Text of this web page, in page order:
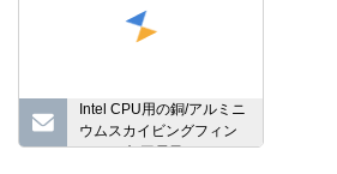
Intel CPU用の銅/アルミニ
ウムスカイビングフィン
とCNC加工電子ヒートシ